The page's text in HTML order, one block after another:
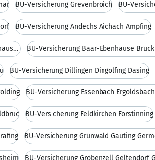
BU-Versicherung Grevenbroich BU-
BU-Versicherung Andechs Aichach Ampfing
BU-Versicherung Bruckmühl Baldham Bogenhausen
BU-Versicherung Dillingen Dingolfing Dasing
BU-Versicherung Essenbach
BU-Versicherung Feldkirchen Forstinning
BU-Versicherung Grünwald Gauting
BU-Versicherung Gröbenzell Geltendorf